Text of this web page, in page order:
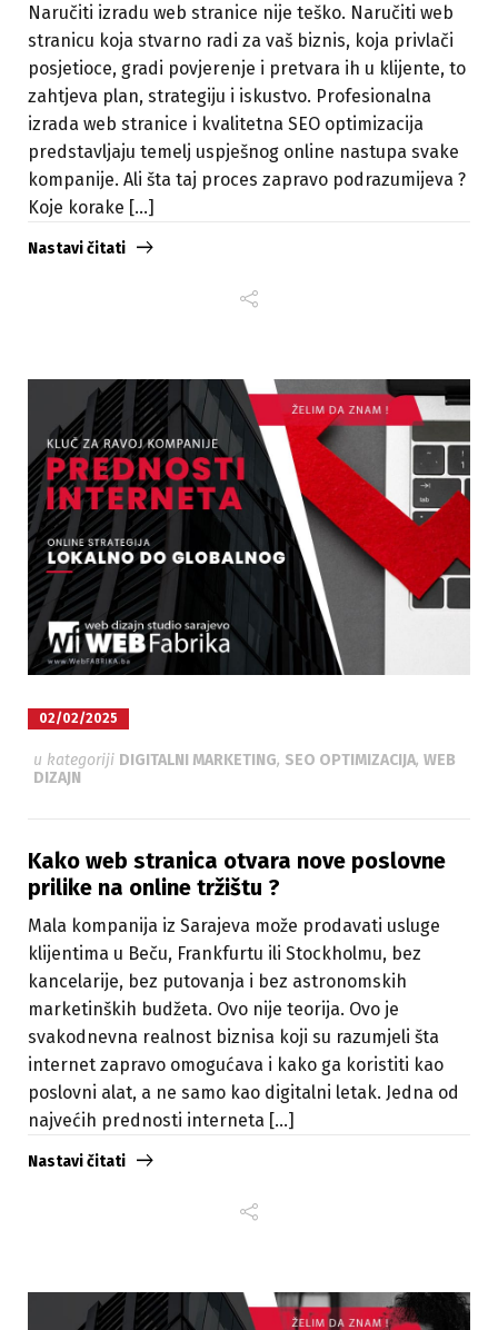
Naručiti izradu web stranice nije teško. Naručiti web
stranicu koja stvarno radi za vaš biznis, koja privlači
posjetioce, gradi povjerenje i pretvara ih u klijente, to
zahtjeva plan, strategiju i iskustvo. Profesionalna
izrada web stranice i kvalitetna SEO optimizacija
predstavljaju temelj uspješnog online nastupa svake
kompanije. Ali šta taj proces zapravo podrazumijeva ?
Koje korake [...]
Nastavi čitati
02/02/2025
u kategoriji DIGITALNI MARKETING, SEO OPTIMIZACIJA, WEB
DIZAJN
Kako web stranica otvara nove poslovne
prilike na online tržištu ?
Mala kompanija iz Sarajeva može prodavati usluge
klijentima u Beču, Frankfurtu ili Stockholmu, bez
kancelarije, bez putovanja i bez astronomskih
marketinških budžeta. Ovo nije teorija. Ovo je
svakodnevna realnost biznisa koji su razumjeli šta
internet zapravo omogućava i kako ga koristiti kao
poslovni alat, a ne samo kao digitalni letak. Jedna od
najvećih prednosti interneta [...]
Nastavi čitati